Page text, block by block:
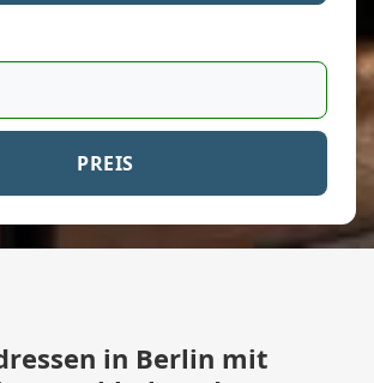
PREIS
in Berlin mit